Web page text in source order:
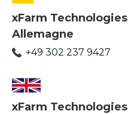
xFarm Technologies
Allemagne
+49 302 237 9427
xFarm Technologies